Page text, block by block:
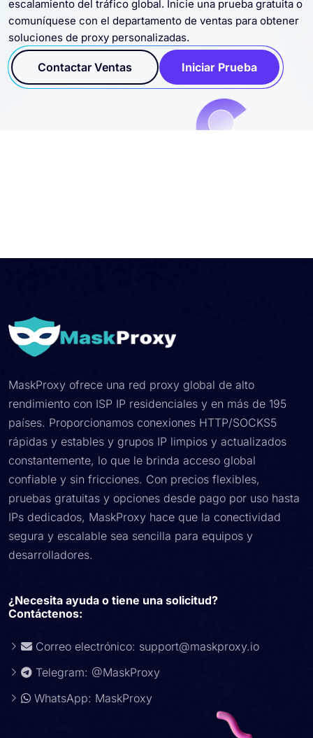
escalamiento del tráfico global. Inicie una prueba gratuita o
comuníquese con el departamento de ventas para obtener
soluciones de proxy personalizadas.
Contactar Ventas Iniciar Prueba
MaskProxy ofrece una red proxy global de alto
rendimiento con ISP IP residenciales y en más de 195
países. Proporcionamos conexiones HTTP/SOCKS5
rápidas y estables y grupos IP limpios y actualizados
constantemente, lo que le brinda acceso global
confiable y sin fricciones. Con precios flexibles,
pruebas gratuitas y opciones desde pago por uso hasta
IPs dedicados, MaskProxy hace que la conectividad
segura y escalable sea sencilla para equipos y
desarrolladores.
¿Necesita ayuda o tiene una solicitud?
Contáctenos:
Correo electrónico: support@maskproxy.io
Telegram: @MaskProxy
WhatsApp: MaskProxy